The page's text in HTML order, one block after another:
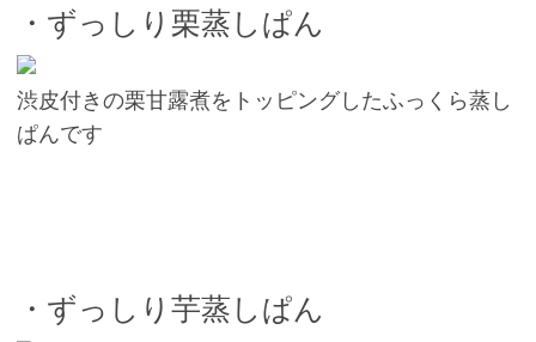
・ずっしり栗蒸しぱん
渋皮付きの栗甘露煮をトッピングしたふっくら蒸し
ぱんです
・ずっしり芋蒸しぱん